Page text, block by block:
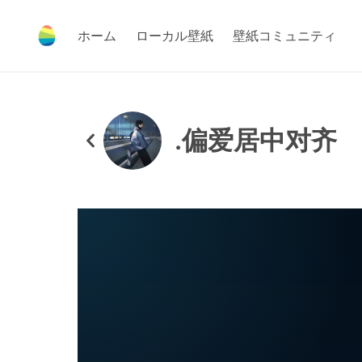
ホーム ローカル壁紙 壁紙コミュニティ
.偏爱居中对齐